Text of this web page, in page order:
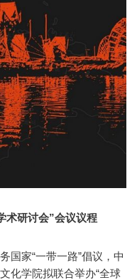
术研讨会”会议议程
国家“一带一路”倡议，中
化学院拟联合举办“全球